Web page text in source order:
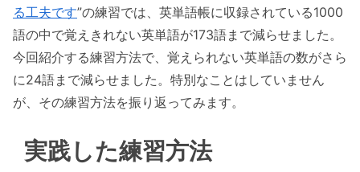
フレーズごと覚える
語呂合わせや語源を調べる
何度も口に出す、書いてみる
寝る前と起きる前に練習する
頭の中で見出し語を思い浮かべてみる
忘れないように練習を繰り返す
練習の結果、わからない見出し語が24語にまで
る工夫です”の練習では、英単語帳に収録されている1000
語の中で覚えきれない英単語が173語まで減らせました。
今回紹介する練習方法で、覚えられない英単語の数がさら
に24語まで減らせました。特別なことはしていません
が、その練習方法を振り返ってみます。
実践した練習方法